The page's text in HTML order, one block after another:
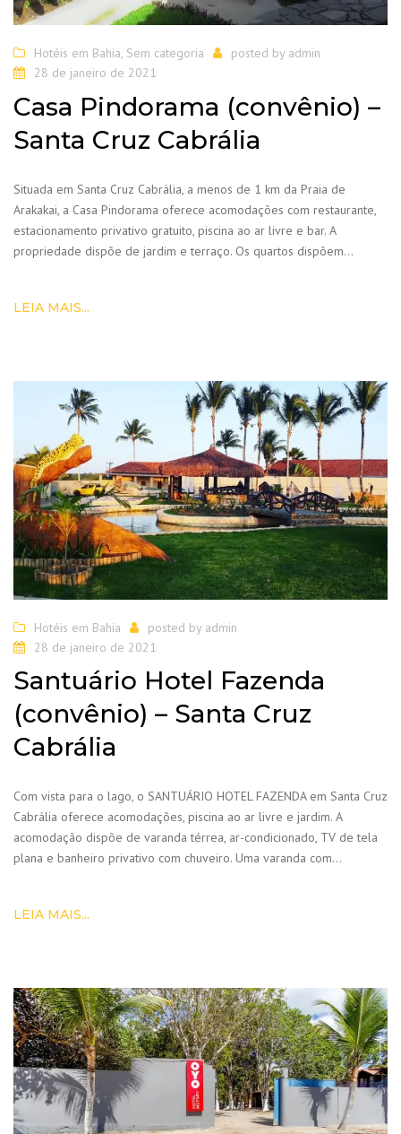
Hotéis em Bahia, Sem categoria posted by admin
28 de janeiro de 2021
Casa Pindorama (convênio) –
Santa Cruz Cabrália
Situada em Santa Cruz Cabrália, a menos de 1 km da Praia de
Arakakai, a Casa Pindorama oferece acomodações com restaurante,
estacionamento privativo gratuito, piscina ao ar livre e bar. A
propriedade dispõe de jardim e terraço. Os quartos dispõem…
LEIA MAIS...
Hotéis em Bahia posted by admin
28 de janeiro de 2021
Santuário Hotel Fazenda
(convênio) – Santa Cruz
Cabrália
Com vista para o lago, o SANTUÁRIO HOTEL FAZENDA em Santa Cruz
Cabrália oferece acomodações, piscina ao ar livre e jardim. A
acomodação dispõe de varanda térrea, ar-condicionado, TV de tela
plana e banheiro privativo com chuveiro. Uma varanda com…
LEIA MAIS...